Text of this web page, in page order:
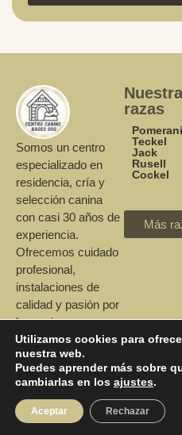
Somos un centro
especializado en
residencia, cría y
selección canina
con casi 30 años de
experiencia.
Ofrecemos cuidado
profesional,
instalaciones de
calidad y pasión por
las mejores razas.
razas
Teckel
Jack
Rusell
Cockel
Más
Utilizamos cookies para
nuestra web.
Puedes aprender más sobre
cambiarlas en los ajustes.
Aceptar Rechazar